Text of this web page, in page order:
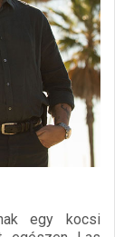
egy kocsi